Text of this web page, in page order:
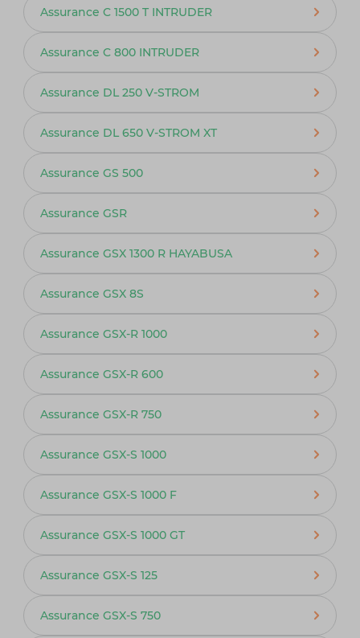
Assurance C 1500 T INTRUDER
Assurance C 800 INTRUDER
Assurance DL 250 V-STROM
Assurance DL 650 V-STROM XT
Assurance GS 500
Assurance GSR
Assurance GSX 1300 R HAYABUSA
Assurance GSX 8S
Assurance GSX-R 1000
Assurance GSX-R 600
Assurance GSX-R 750
Assurance GSX-S 1000
Assurance GSX-S 1000 F
Assurance GSX-S 1000 GT
Assurance GSX-S 125
Assurance GSX-S 750